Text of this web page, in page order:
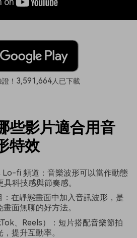
！ 3,591,664人已下載
些影片適合用音
特效
fi 頻道：音樂波形可以當作動態
科技感與節奏感。
：在靜態畫面中加入音訊波形，是
面無聊的好方法。
、Reels）：短片搭配音樂節拍
提升互動率。